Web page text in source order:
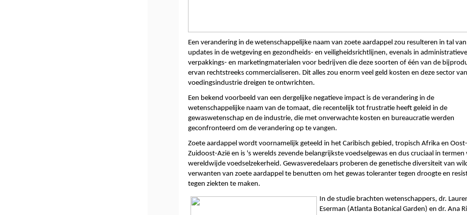
Een verandering in de wetenschappelijke naam van zoete aardappel zou resulteren in tal van
updates in de wetgeving en gezondheids- en veiligheidsrichtlijnen, evenals in
verpakkings- en marketingmaterialen voor bedrijven die deze soorten of één van de
ervan rechtstreeks commercialiseren. Dit alles zou enorm veel geld kosten en deze sector
voedingsindustrie dreigen te ontwrichten.
Een bekend voorbeeld van een dergelijke negatieve impact is de verandering in de
wetenschappelijke naam van de tomaat, die recentelijk tot frustratie heeft geleid in de
gewaswetenschap en de industrie, die met onverwachte kosten en bureaucratie werden
geconfronteerd om de verandering op te vangen.
Zoete aardappel wordt voornamelijk geteeld in het Caribisch gebied, tropisch Afrika en
Zuidoost-Azië en is 's werelds zevende belangrijkste voedselgewas en dus cruciaal in termen
wereldwijde voedselzekerheid. Gewasveredelaars proberen de genetische diversiteit van
verwanten van zoete aardappel te benutten om het gewas toleranter tegen droogte en
tegen ziekten te maken.
In de studie brachten wetenschappers, dr.
Eserman (Atlanta Botanical Garden) en dr. Ana